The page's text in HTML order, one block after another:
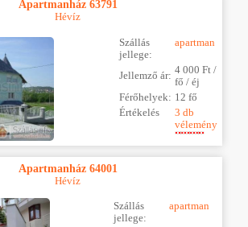
Apartmanház 63791
Hévíz
Szállás
jellege:
apartman
Jellemző ár: 4 000 Ft /
fő / éj
Férőhelyek: 12 fő
Értékelés
3 db
vélemény
Apartmanház 64001
Hévíz
Szállás
jellege:
apartman